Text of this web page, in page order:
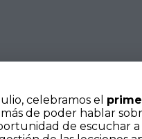
celebramos el
de poder hablar
de escuchar